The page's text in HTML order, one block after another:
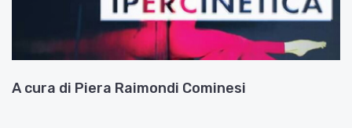
A cura di Piera Raimondi Cominesi